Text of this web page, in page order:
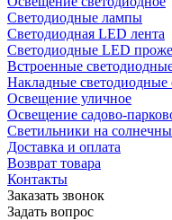
Светодиодные лампы
Светодиодная LED лента
Светодиодные LED
Встроенные
Накладные светодиодные
Освещение уличное
Освещение садово-
Светильники на
Доставка и оплата
Возврат товара
Контакты
Заказать звонок
Задать вопрос